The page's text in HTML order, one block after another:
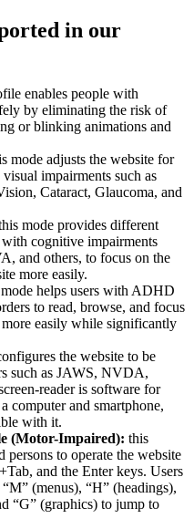
in our
enables people with
by eliminating the risk of
or blinking animations and
mode adjusts the website for
impairments such as
Cataract, Glaucoma, and
mode provides different
cognitive impairments
and others, to focus on the
more easily.
helps users with ADHD
to read, browse, and focus
easily while significantly
the website to be
such as JAWS, NVDA,
reader is software for
computer and smartphone,
with it.
(Motor-Impaired): this
to operate the website
and the Enter keys. Users
(menus), “H” (headings),
“G” (graphics) to jump to